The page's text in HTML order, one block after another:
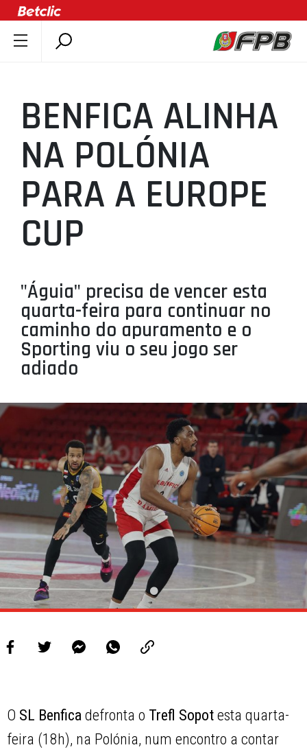
ÚLTIMAS
COMPETIÇÕES
ASSOCIAÇÕES
CLUBES
AGENTES
AGENDA
MINIBASQUETE
ÁREA TÉCNICA
PROJETOS
LIGA BETCLIC MASCULINA
LIGA BETCLIC FEMININA
BENFICA ALINHA
NA POLÓNIA
PARA A EUROPE
CUP
"Águia" precisa de vencer esta
quarta-feira para continuar no
caminho do apuramento e o
Sporting viu o seu jogo ser
adiado
O SL Benfica defronta o Trefl Sopot esta quarta-
feira (18h), na Polónia, num encontro a contar